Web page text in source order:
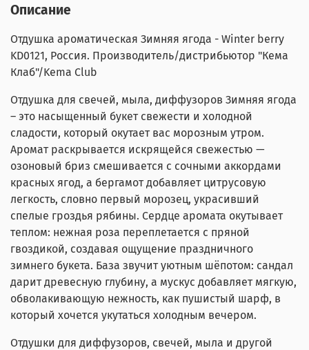
Описание
Отдушка ароматическая Зимняя ягода - Winter berry
KD0121, Россия. Производитель/дистрибьютор "Кема
Клаб"/Kema Club
Отдушка для свечей, мыла, диффузоров Зимняя ягода
– это насыщенный букет свежести и холодной
сладости, который окутает вас морозным утром.
Аромат раскрывается искрящейся свежестью —
озоновый бриз смешивается с сочными аккордами
красных ягод, а бергамот добавляет цитрусовую
легкость, словно первый морозец, украсивший
спелые гроздья рябины. Сердце аромата окутывает
теплом: нежная роза переплетается с пряной
гвоздикой, создавая ощущение праздничного
зимнего букета. База звучит уютным шёпотом: сандал
дарит древесную глубину, а мускус добавляет мягкую,
обволакивающую нежность, как пушистый шарф, в
который хочется укутаться холодным вечером.
Отдушки для диффузоров, свечей, мыла и другой